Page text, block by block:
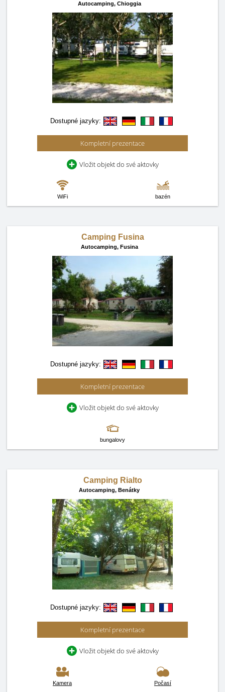
Autocamping, Chioggia
Dostupné jazyky:
Kompletní prezentace
Vložit objekt do své aktovky
WiFi bazén
Camping Fusina
Autocamping, Fusina
Dostupné jazyky:
Kompletní prezentace
Vložit objekt do své aktovky
bungalovy
Camping Rialto
Autocamping, Benátky
Dostupné jazyky:
Kompletní prezentace
Vložit objekt do své aktovky
Kamera Počasí